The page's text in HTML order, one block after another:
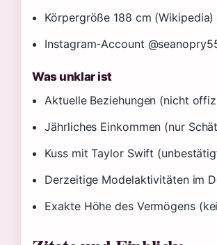
Körpergröße 188 cm (Wikipedia)
Instagram-Account
Was unklar ist
Aktuelle Beziehungen (nicht
Jährliches Einkommen (nur
Kuss mit Taylor Swift
Derzeitige Modelaktivitäten im
Exakte Höhe des Vermögens